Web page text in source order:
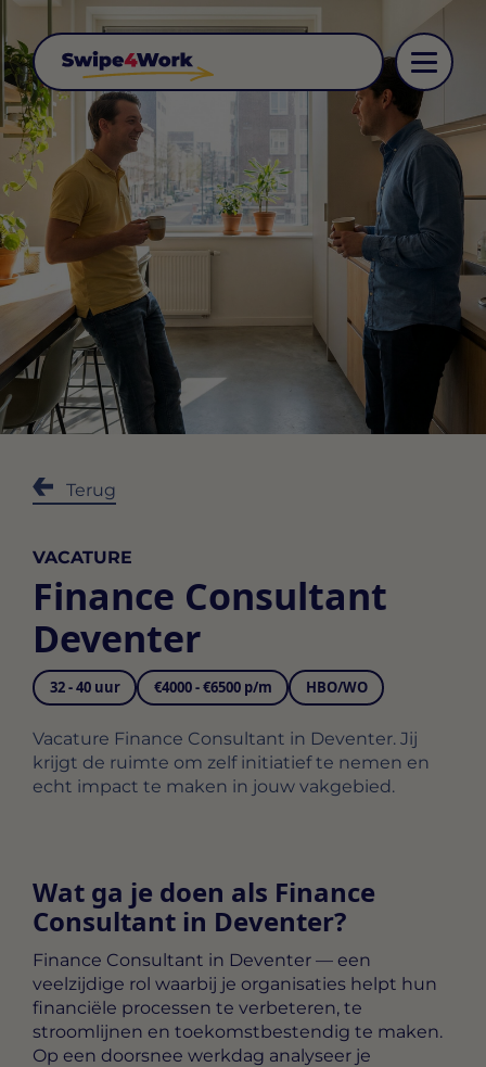
Terug
VACATURE
Finance Consultant
Deventer
32 - 40 uur €4000 - €6500 p/m HBO/WO
Vacature Finance Consultant in Deventer. Jij
krijgt de ruimte om zelf initiatief te nemen en
echt impact te maken in jouw vakgebied.
Wat ga je doen als Finance
Consultant in Deventer?
Finance Consultant in Deventer — een
veelzijdige rol waarbij je organisaties helpt hun
financiële processen te verbeteren, te
stroomlijnen en toekomstbestendig te maken.
Op een doorsnee werkdag analyseer je